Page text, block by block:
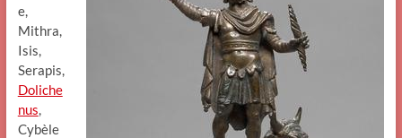
e,
Mithra,
Isis,
Serapis,
Doliche
nus,
Cybèle